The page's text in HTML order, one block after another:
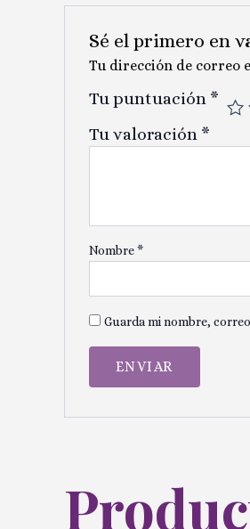
Sé el primero en
Tu dirección de correo
Tu puntuación *
Tu valoración *
Nombre*
Guarda mi nombre,